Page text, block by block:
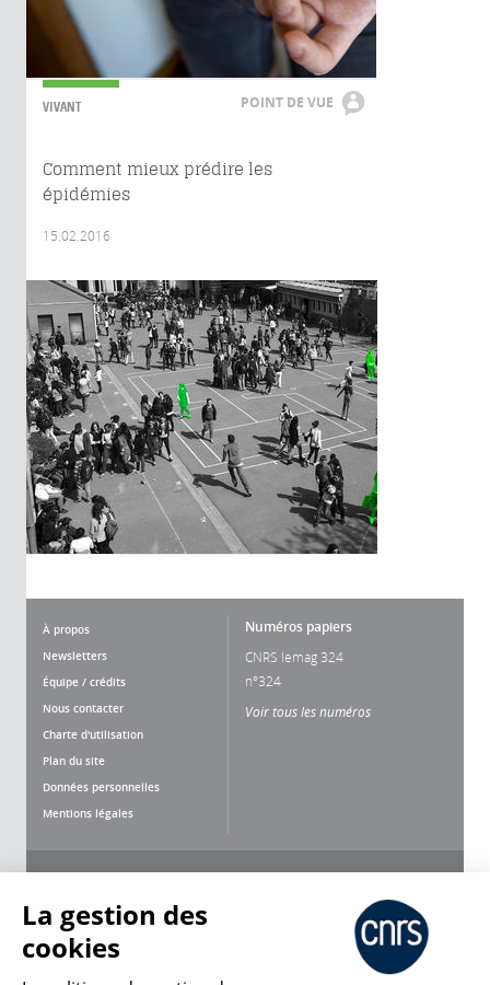
VIVANT POINT DE VUE
Comment mieux prédire les
épidémies
15.02.2016
À propos
Newsletters
Équipe / crédits
Nous contacter
Charte d'utilisation
Plan du site
Données personnelles
Mentions légales
Numéros papiers
CNRS lemag 324
n°324
Voir tous les numéros
La gestion des
cookies